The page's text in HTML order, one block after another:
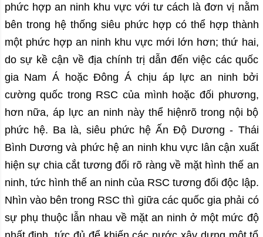
phức hợp an ninh khu vực với tư cách là đơn vị nằm
bên trong hệ thống siêu phức hợp có thể hợp thành
một phức hợp an ninh khu vực mới lớn hơn; thứ hai,
do sự kề cận về địa chính trị dẫn đến việc các quốc
gia Nam Á hoặc Đông Á chịu áp lực an ninh bởi
cường quốc trong RSC của mình hoặc đối phương,
hơn nữa, áp lực an ninh này thể hiệnrõ trong nội bộ
phức hệ. Ba là, siêu phức hệ Ấn Độ Dương - Thái
Bình Dương và phức hệ an ninh khu vực lân cận xuất
hiện sự chia cắt tương đối rõ ràng về mặt hình thế an
ninh, tức hình thế an ninh của RSC tương đối độc lập.
Nhìn vào bên trong RSC thì giữa các quốc gia phải có
sự phụ thuộc lẫn nhau về mặt an ninh ở một mức độ